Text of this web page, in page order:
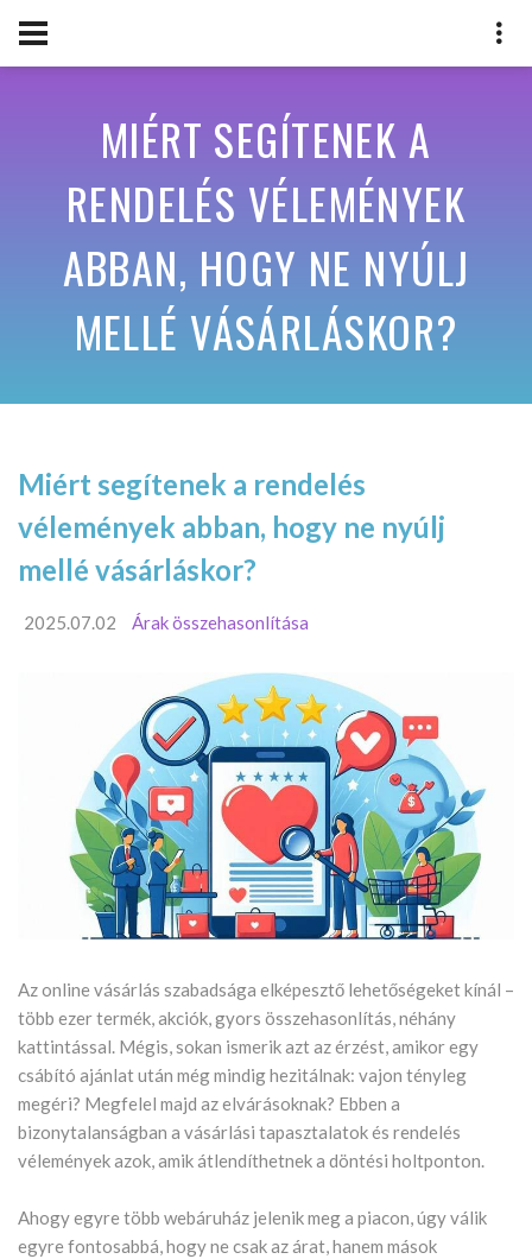
MIÉRT SEGÍTENEK A
RENDELÉS VÉLEMÉNYEK
ABBAN, HOGY NE NYÚLJ
MELLÉ VÁSÁRLÁSKOR?
Miért segítenek a rendelés
vélemények abban, hogy ne nyúlj
mellé vásárláskor?
2025.07.02 Árak összehasonlítása
Az online vásárlás szabadsága elképesztő lehetőségeket kínál –
több ezer termék, akciók, gyors összehasonlítás, néhány
kattintással. Mégis, sokan ismerik azt az érzést, amikor egy
csábító ajánlat után még mindig hezitálnak: vajon tényleg
megéri? Megfelel majd az elvárásoknak? Ebben a
bizonytalanságban a vásárlási tapasztalatok és rendelés
vélemények azok, amik átlendíthetnek a döntési holtponton.
Ahogy egyre több webáruház jelenik meg a piacon, úgy válik
egyre fontosabbá, hogy ne csak az árat, hanem mások